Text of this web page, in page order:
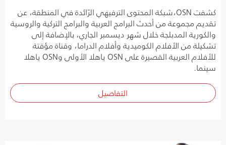
كشفت OSN،شبكة المحتوى الترفيهي الرّائدة في المنطقة، عن
تقديم مجموعة من أحدث البرامج العربية والبرامج التركية والروسية
والكورية المدبلجة خلال شهر ديسمبر الجاري، بالإضافة إلى
تشكيلة من الأفلام الكوميدية وأفلام الدراما، وقناة مؤقتة
للأفلام العربية القصيرة على OSN ياهلا الأولى وOSN ياهلا
سينما.
التفاصيل